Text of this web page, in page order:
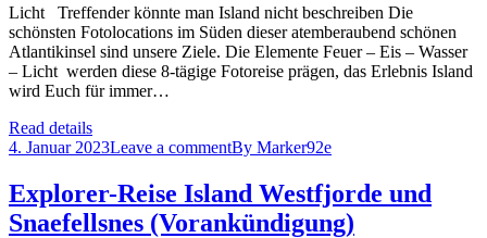
Licht Treffender könnte man Island nicht beschreiben Die
schönsten Fotolocations im Süden dieser atemberaubend schönen
Atlantikinsel sind unsere Ziele. Die Elemente Feuer – Eis – Wasser
– Licht werden diese 8-tägige Fotoreise prägen, das Erlebnis Island
wird Euch für immer…
Read details
4. Januar 2023Leave a commentBy Marker92e
Explorer-Reise Island Westfjorde und
Snaefellsnes (Vorankündigung)